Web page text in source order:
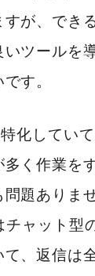
が、でき
ツールを
す。
化してい
く作業を
題ありま
ャット型
、返信は